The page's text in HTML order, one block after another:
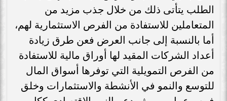
الطلب يتأتى ذلك من خلال جذب مزيد من
المتعاملين للاستفادة من الفرص الاستثمارية لهم،
أما بالنسبة إلى جانب العرض فعن طرق زيادة
أعداد الشركات المقيد لها أوراق مالية للاستفادة
من الفرص التمويلية التي توفرها أسواق المال
للتوسع والنمو في الأنشطة والاستثمارات وخلق